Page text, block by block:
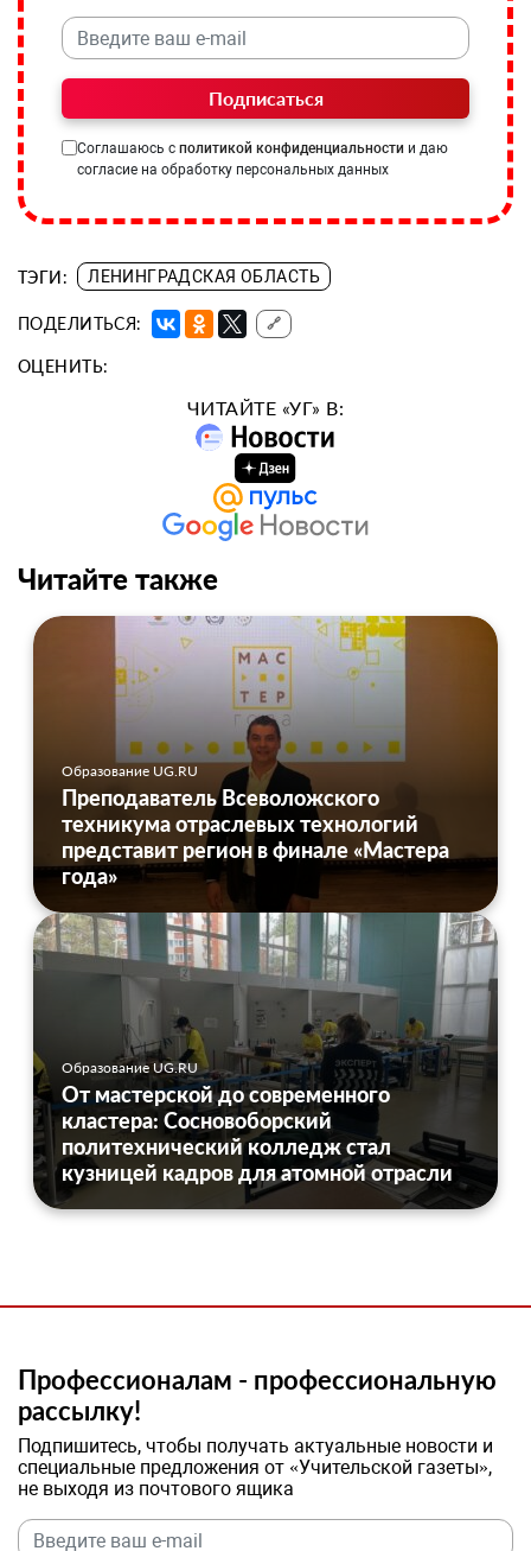
Подписаться
Соглашаюсь с политикой конфиденциальности и даю
согласие на обработку персональных данных
ТЭГИ: ЛЕНИНГРАДСКАЯ ОБЛАСТЬ
ПОДЕЛИТЬСЯ: 🔗
ОЦЕНИТЬ:
ЧИТАЙТЕ «УГ» В:
Читайте также
Образование UG.RU
Преподаватель Всеволожского
техникума отраслевых технологий
представит регион в финале «Мастера
года»
Образование UG.RU
От мастерской до современного
кластера: Сосновоборский
политехнический колледж стал
кузницей кадров для атомной отрасли
Профессионалам - профессиональную
рассылку!
Подпишитесь, чтобы получать актуальные новости и
специальные предложения от «Учительской газеты»,
не выходя из почтового ящика